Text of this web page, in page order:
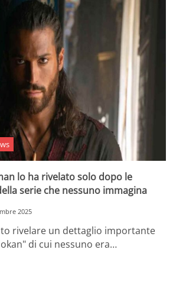
lo ha rivelato solo dopo le
serie che nessuno immagina
2025
rivelare un dettaglio importante
di cui nessuno era…